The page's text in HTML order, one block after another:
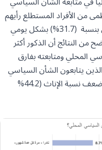
من الأفراد المستطلع رأيهم
يتابعون الشأن السياسي المحلي بنسبة (31.7%) بشكل يومي
وقد اتضح من النتائج أن الذكور أكثر
المحلي ومتابعته بفارق
الذين يتابعون الشأن السياسي
المحلى بشكل يومي تقترب من ضعف نسبة الإناث (44.2%